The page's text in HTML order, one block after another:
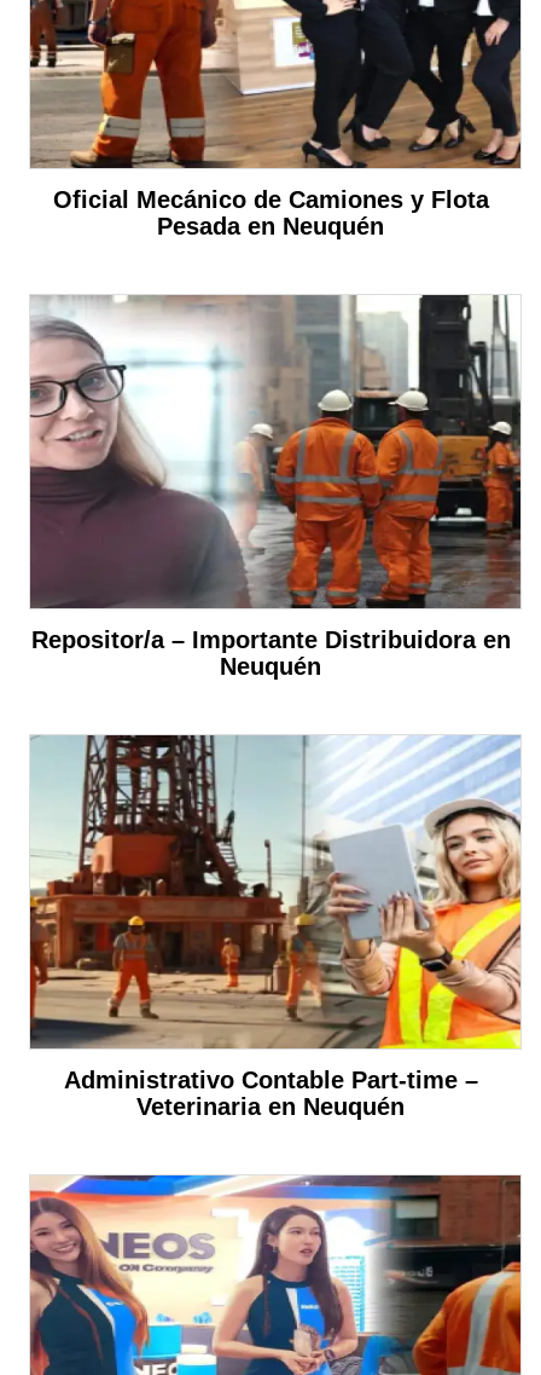
Oficial Mecánico de Camiones y Flota
Pesada en Neuquén
Repositor/a – Importante Distribuidora en
Neuquén
Administrativo Contable Part-time –
Veterinaria en Neuquén